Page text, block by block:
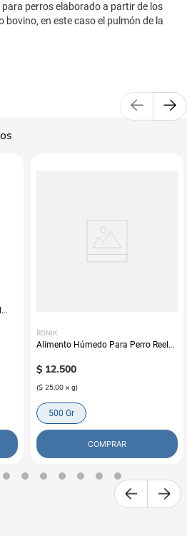
perros elaborado a partir de los
en este caso el pulmón de la
RONIK
Alimento Húmedo Para Perro Reelds
$ 12.500
($ 25,00 x g)
500 Gr
COMPRAR